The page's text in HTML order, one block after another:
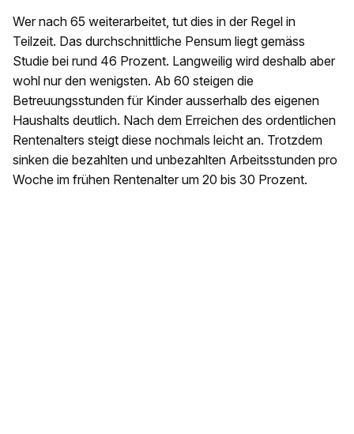
Wer nach 65 weiterarbeitet, tut dies in der Regel in
Teilzeit. Das durchschnittliche Pensum liegt gemäss
Studie bei rund 46 Prozent. Langweilig wird deshalb aber
wohl nur den wenigsten. Ab 60 steigen die
Betreuungsstunden für Kinder ausserhalb des eigenen
Haushalts deutlich. Nach dem Erreichen des ordentlichen
Rentenalters steigt diese nochmals leicht an. Trotzdem
sinken die bezahlten und unbezahlten Arbeitsstunden pro
Woche im frühen Rentenalter um 20 bis 30 Prozent.